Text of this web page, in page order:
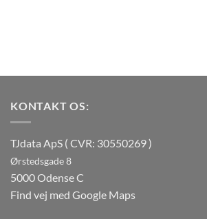
KONTAKT OS:
TJdata ApS ( CVR: 30550269 )
Ørstedsgade 8
5000 Odense C
Find vej med Google Maps